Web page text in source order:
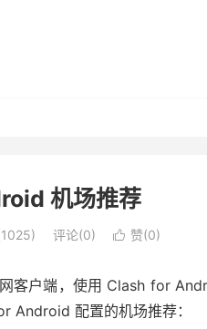
机场推荐
评论(0)  赞(0)
客户端，使用 Clash for
Android 配置的机场推荐：